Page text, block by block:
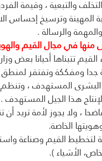
والتبعية ، وقيمة
وترسيخ إحساس
والرسالة .
منها في مجال القيم
تتبناها أحيانا
جدا ومفككة وتفتقر
المستهدف ،
هذا الجيل المستهدف .
، ولا يجوز لأمة تريد
الخاصة.
لتخطيط القيم وصناعة
الأشياء ).